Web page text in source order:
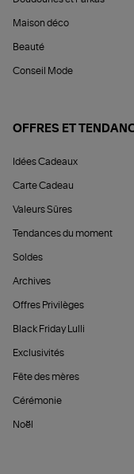
Maison déco
Beauté
Conseil Mode
OFFRES ET
Idées Cadeaux
Carte Cadeau
Valeurs Sûres
Tendances du moment
Soldes
Archives
Offres Privilèges
Black Friday Lulli
Exclusivités
Fête des mères
Cérémonie
Noël